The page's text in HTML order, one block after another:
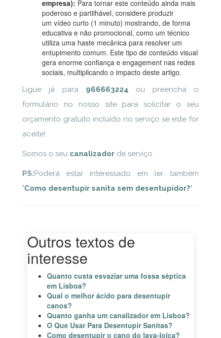
empresa): Para tornar este conteúdo ainda mais
poderoso e partilhável, considere produzir
um vídeo curto (1 minuto) mostrando, de forma
educativa e não promocional, como um técnico
utiliza uma haste mecânica para resolver um
entupimento comum. Este tipo de conteúdo visual
gera enorme confiança e engagement nas redes
sociais, multiplicando o impacto deste artigo.
Ligue já para 966663224 ou preencha o
formulário no nosso site para solicitar o seu
orçamento gratuito incluído no serviço se este for
aceite!
Somos o seu canalizador de serviço
PS:Poderá estar interessado em ler também
"Como desentupir sanita sem desentupidor?"
Outros textos de
interesse
Quanto custa esvaziar uma fossa séptica
em Lisboa?
Qual o melhor ácido para desentupir
canos?
Quanto ganha um canalizador em Lisboa?
O Que Usar Para Desentupir Sanitas?
Como desentupir o cano do lava-loíça?